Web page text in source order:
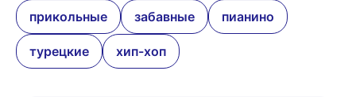
прикольные забавные пианино
турецкие хип-хоп